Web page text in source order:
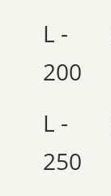
L -
200
L -
250